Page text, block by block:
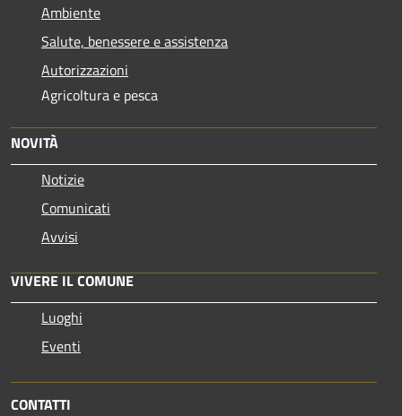
Ambiente
Salute, benessere e assistenza
Autorizzazioni
Agricoltura e pesca
NOVITÀ
Notizie
Comunicati
Avvisi
VIVERE IL COMUNE
Luoghi
Eventi
CONTATTI